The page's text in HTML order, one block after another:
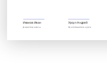
Иванов Иван
Директор школы
Урсул Андрей
Преподаватель курса